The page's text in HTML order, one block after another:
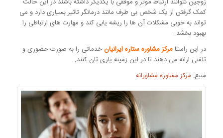
کمک گرفتن از یک شخص بی طرف مانند درمانگر تاثیر بسیاری دارد و می
تواند به خوبی مشکلات آن ها را ریشه یابی کند و مهارت های ارتباطی را
بهبود بخشد.
در این راستامرکز مشاوره ستاره ایرانیانخدماتی را به صورت حضوری و
تلفنی ارائه می دهند تا در این زمینه یاری تان کنند.
منبع: مرکز مشاوره مشاورانه